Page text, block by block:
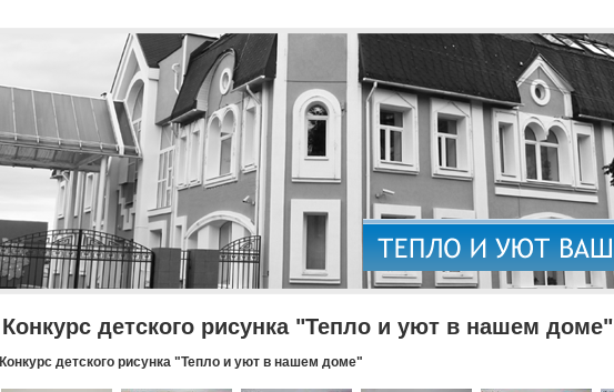
Конкурс детского рисунка "Тепло и уют в нашем доме"
Конкурс детского рисунка "Тепло и уют в нашем доме"